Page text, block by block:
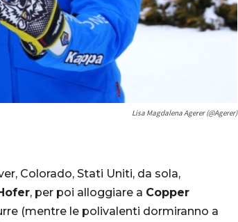
Lisa Magdalena Agerer (@Agerer)
Colorado, Stati Uniti, da sola,
, per poi alloggiare a Copper
(mentre le polivalenti dormiranno a